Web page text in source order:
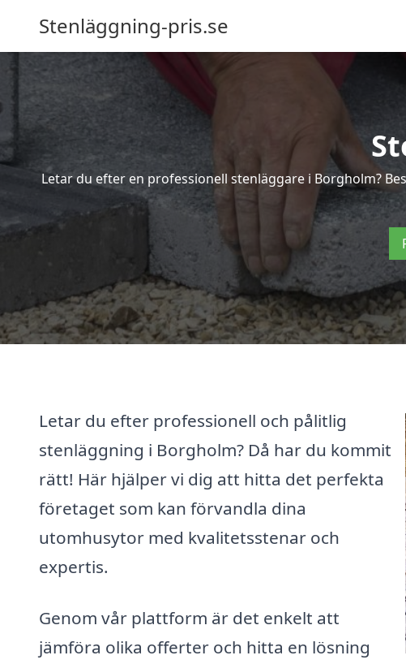
Stenläggning-pris.se
Letar du efter en professionell stenläggare i Borgholm?
Letar du efter professionell och pålitlig
stenläggning i Borgholm? Då har du kommit
rätt! Här hjälper vi dig att hitta det perfekta
företaget som kan förvandla dina
utomhusytor med kvalitetsstenar och
expertis.
Genom vår plattform är det enkelt att
jämföra olika offerter och hitta en lösning